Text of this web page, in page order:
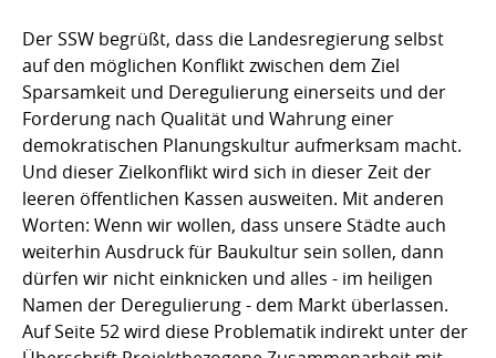
Der SSW begrüßt, dass die Landesregierung selbst
auf den möglichen Konflikt zwischen dem Ziel
Sparsamkeit und Deregulierung einerseits und der
Forderung nach Qualität und Wahrung einer
demokratischen Planungskultur aufmerksam macht.
Und dieser Zielkonflikt wird sich in dieser Zeit der
leeren öffentlichen Kassen ausweiten. Mit anderen
Worten: Wenn wir wollen, dass unsere Städte auch
weiterhin Ausdruck für Baukultur sein sollen, dann
dürfen wir nicht einknicken und alles - im heiligen
Namen der Deregulierung - dem Markt überlassen.
Auf Seite 52 wird diese Problematik indirekt unter der